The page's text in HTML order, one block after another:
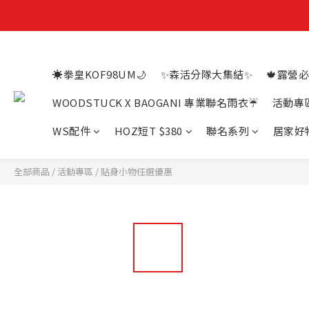
☀️拳皇KOF98UM🌙 ✨森活分隊大集結✨
🍁露營
WOODSTUCK X BAOGANI 專業聯名雨衣☔
活動專
WS配件
HOZ短T $380 聯名系列 居家好
全部商品 / 活動專區 / 貼身小物任選優惠